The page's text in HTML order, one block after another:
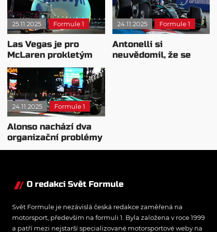
25.11.2025 Formule 1
Las Vegas je pro
McLaren prokletým
místem
24.11.2025 Formule 1
Antonelli si
neuvědomil, že se
24.11.2025 Formule 1
Alonso nachází dva
organizační problémy
s VC Las Vegas
O redakci Svět Formule
Svět Formule je nezávislá česká redakce zaměřená na
motorsport, především na formuli 1. Byla založena v roce 1999
a patří mezi nejstarší specializované motorsportové weby na